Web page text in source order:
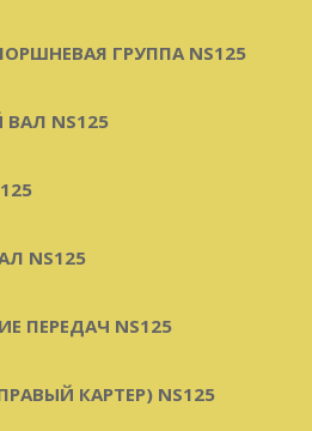
ГРУППА NS125
NS125
NS125
ПЕРЕДАЧ NS125
КАРТЕР) NS125